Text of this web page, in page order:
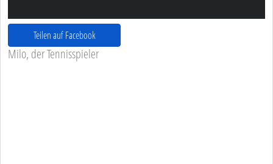
Teilen auf Facebook
Milo, der Tennisspieler